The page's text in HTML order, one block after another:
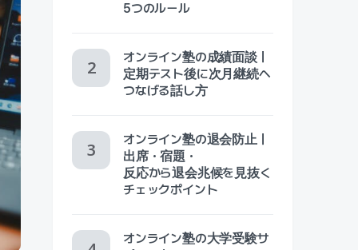
5つのルール
オンライン塾の成績面談｜
定期テスト後に次月継続へ
つなげる話し方
オンライン塾の退会防止｜
出席・宿題・
反応から退会兆候を見抜く
チェックポイント
オンライン塾の大学受験サ